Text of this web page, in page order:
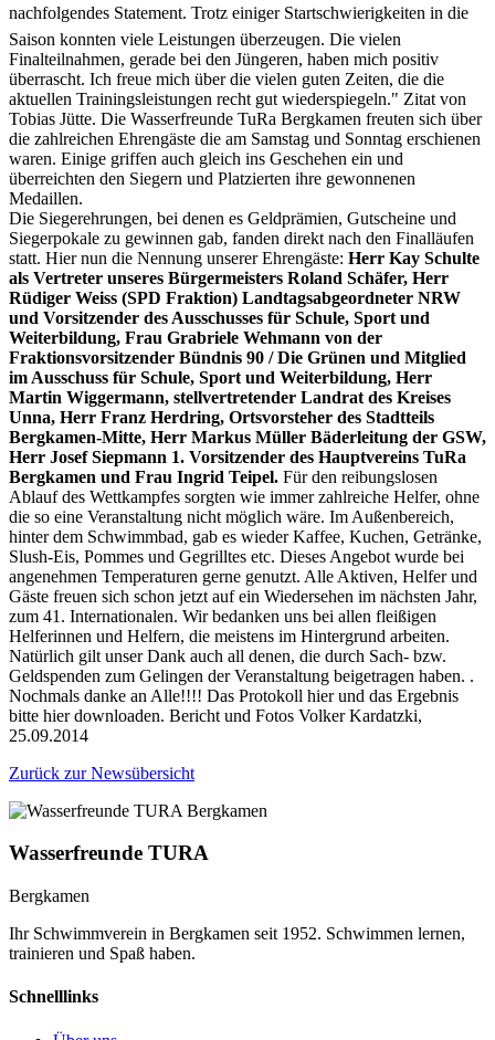
nachfolgendes Statement. Trotz einiger Startschwierigkeiten in die
Saison konnten viele Leistungen überzeugen. Die vielen
Finalteilnahmen, gerade bei den Jüngeren, haben mich positiv
überrascht. Ich freue mich über die vielen guten Zeiten, die die
aktuellen Trainingsleistungen recht gut wiederspiegeln." Zitat von
Tobias Jütte. Die Wasserfreunde TuRa Bergkamen freuten sich über
die zahlreichen Ehrengäste die am Samstag und Sonntag erschienen
waren. Einige griffen auch gleich ins Geschehen ein und
überreichten den Siegern und Platzierten ihre gewonnenen
Medaillen.
Die Siegerehrungen, bei denen es Geldprämien, Gutscheine und
Siegerpokale zu gewinnen gab, fanden direkt nach den Finalläufen
statt. Hier nun die Nennung unserer Ehrengäste: Herr Kay Schulte
als Vertreter unseres Bürgermeisters Roland Schäfer, Herr
Rüdiger Weiss (SPD Fraktion) Landtagsabgeordneter NRW
und Vorsitzender des Ausschusses für Schule, Sport und
Weiterbildung, Frau Grabriele Wehmann von der
Fraktionsvorsitzender Bündnis 90 / Die Grünen und Mitglied
im Ausschuss für Schule, Sport und Weiterbildung, Herr
Martin Wiggermann, stellvertretender Landrat des Kreises
Unna, Herr Franz Herdring, Ortsvorsteher des Stadtteils
Bergkamen-Mitte, Herr Markus Müller Bäderleitung der GSW,
Herr Josef Siepmann 1. Vorsitzender des Hauptvereins TuRa
Bergkamen und Frau Ingrid Teipel. Für den reibungslosen
Ablauf des Wettkampfes sorgten wie immer zahlreiche Helfer, ohne
die so eine Veranstaltung nicht möglich wäre. Im Außenbereich,
hinter dem Schwimmbad, gab es wieder Kaffee, Kuchen, Getränke,
Slush-Eis, Pommes und Gegrilltes etc. Dieses Angebot wurde bei
angenehmen Temperaturen gerne genutzt. Alle Aktiven, Helfer und
Gäste freuen sich schon jetzt auf ein Wiedersehen im nächsten Jahr,
zum 41. Internationalen. Wir bedanken uns bei allen fleißigen
Helferinnen und Helfern, die meistens im Hintergrund arbeiten.
Natürlich gilt unser Dank auch all denen, die durch Sach- bzw.
Geldspenden zum Gelingen der Veranstaltung beigetragen haben. .
Nochmals danke an Alle!!!! Das Protokoll hier und das Ergebnis
bitte hier downloaden. Bericht und Fotos Volker Kardatzki,
25.09.2014
Zurück zur Newsübersicht
Wasserfreunde TURA
Bergkamen
Ihr Schwimmverein in Bergkamen seit 1952. Schwimmen lernen,
trainieren und Spaß haben.
Schnelllinks